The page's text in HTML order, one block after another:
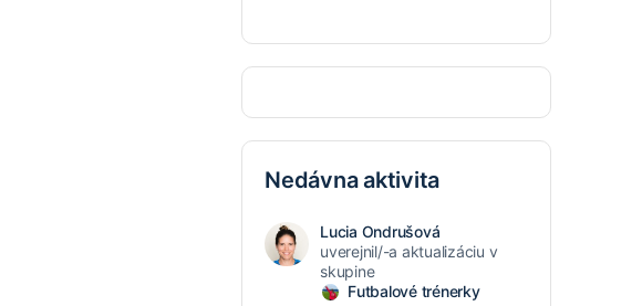
Nedávna aktivita
Lucia Ondrušová
uverejnil/-a aktualizáciu v
skupine
Futbalové trénerky